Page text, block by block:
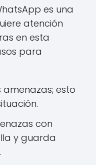
es una
atención
en esta
para
esto
con
y guarda